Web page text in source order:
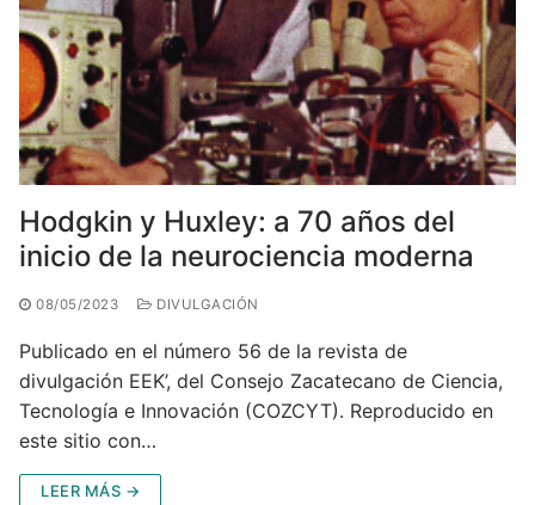
Hodgkin y Huxley: a 70 años del
inicio de la neurociencia moderna
08/05/2023 DIVULGACIÓN
Publicado en el número 56 de la revista de
divulgación EEK’, del Consejo Zacatecano de Ciencia,
Tecnología e Innovación (COZCYT). Reproducido en
este sitio con…
LEER MÁS →